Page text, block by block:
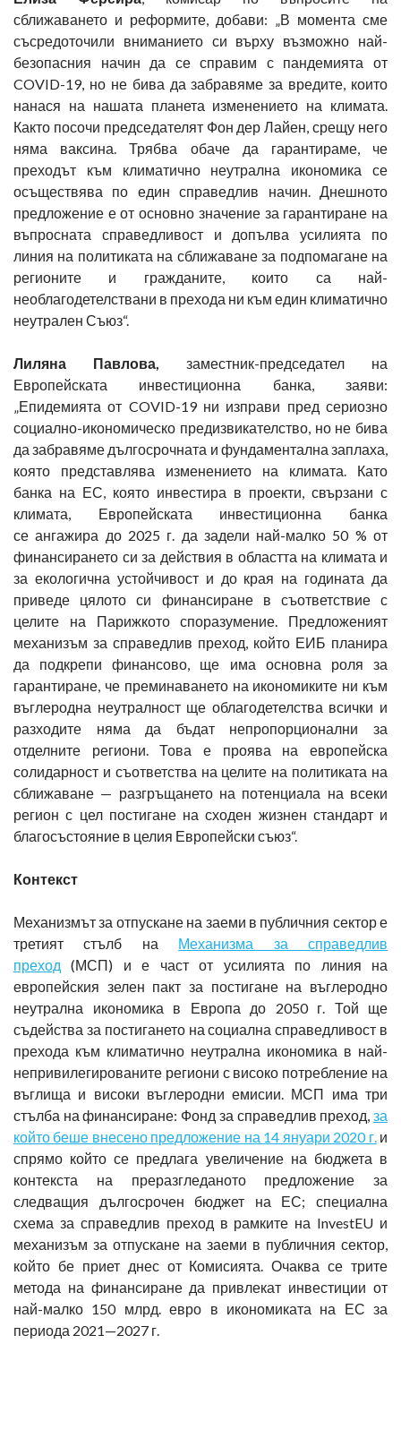
сближаването и реформите, добави: „В момента сме
съсредоточили вниманието си върху възможно най-
безопасния начин да се справим с пандемията от
COVID-19, но не бива да забравяме за вредите, които
нанася на нашата планета изменението на климата.
Както посочи председателят Фон дер Лайен, срещу него
няма ваксина. Трябва обаче да гарантираме, че
преходът към климатично неутрална икономика се
осъществява по един справедлив начин. Днешното
предложение е от основно значение за гарантиране на
въпросната справедливост и допълва усилията по
линия на политиката на сближаване за подпомагане на
регионите и гражданите, които са най-
необлагодетелствани в прехода ни към един климатично
неутрален Съюз“.
Лиляна Павлова, заместник-председател на
Европейската инвестиционна банка, заяви:
„Епидемията от COVID-19 ни изправи пред сериозно
социално-икономическо предизвикателство, но не бива
да забравяме дългосрочната и фундаментална заплаха,
която представлява изменението на климата. Като
банка на ЕС, която инвестира в проекти, свързани с
климата, Европейската инвестиционна банка
се ангажира до 2025 г. да задели най-малко 50 % от
финансирането си за действия в областта на климата и
за екологична устойчивост и до края на годината да
приведе цялото си финансиране в съответствие с
целите на Парижкото споразумение. Предложеният
механизъм за справедлив преход, който ЕИБ планира
да подкрепи финансово, ще има основна роля за
гарантиране, че преминаването на икономиките ни към
въглеродна неутралност ще облагодетелства всички и
разходите няма да бъдат непропорционални за
отделните региони. Това е проява на европейска
солидарност и съответства на целите на политиката на
сближаване — разгръщането на потенциала на всеки
регион с цел постигане на сходен жизнен стандарт и
благосъстояние в целия Европейски съюз“.
Контекст
Механизмът за отпускане на заеми в публичния сектор е
третият стълб на Механизма за справедлив
преход (МСП) и е част от усилията по линия на
европейския зелен пакт за постигане на въглеродно
неутрална икономика в Европа до 2050 г. Той ще
съдейства за постигането на социална справедливост в
прехода към климатично неутрална икономика в най-
непривилегированите региони с високо потребление на
въглища и високи въглеродни емисии. МСП има три
стълба на финансиране: Фонд за справедлив преход, за
който беше внесено предложение на 14 януари 2020 г.и
спрямо който се предлага увеличение на бюджета в
контекста на преразгледаното предложение за
следващия дългосрочен бюджет на ЕС; специална
схема за справедлив преход в рамките на InvestEU и
механизъм за отпускане на заеми в публичния сектор,
който бе приет днес от Комисията. Очаква се трите
метода на финансиране да привлекат инвестиции от
най-малко 150 млрд. евро в икономиката на ЕС за
периода 2021—2027 г.